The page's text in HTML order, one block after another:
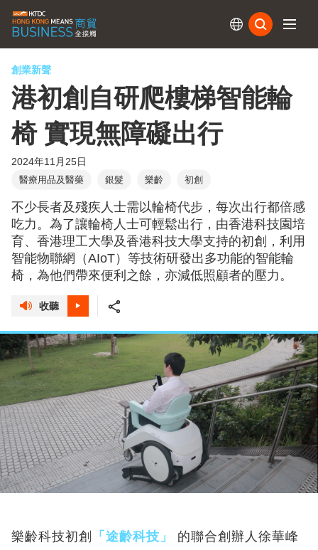
創業新聲
港初創自研爬樓梯智能輪
椅 實現無障礙出行
2024年11月25日
醫療用品及醫藥 銀髮 樂齡 初創
不少長者及殘疾人士需以輪椅代步，每次出行都倍感
吃力。為了讓輪椅人士可輕鬆出行，由香港科技園培
育、香港理工大學及香港科技大學支持的初創，利用
智能物聯網（AIoT）等技術研發出多功能的智能輪
椅，為他們帶來便利之餘，亦減低照顧者的壓力。
收聽
樂齡科技初創 「途齡科技」
的聯合創辦人徐華峰